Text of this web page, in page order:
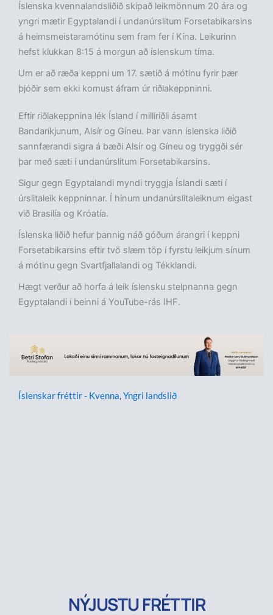
Íslenska kvennalandsliðið skipað leikmönnum 20 ára og
yngri mætir Egyptalandi í undanúrslitum Forsetabikarsins
á heimsmeistaramótinu sem fram fer í Kína. Leikurinn
hefst klukkan 8:15 á morgun að íslenskum tíma.
Um er að ræða keppni um 17. sætið á mótinu fyrir þær
þjóðir sem ekki komust áfram úr riðlakeppninni.
Eftir riðlakeppnina lék Ísland í milliriðli ásamt
Bandaríkjunum, Alsír og Gíneu. Þar vann íslenska liðið
sannfærandi sigra á bæði Alsír og Gíneu og tryggði sér
þar með sæti í undanúrslitum Forsetabikarsins.
Sigur gegn Egyptalandi myndi tryggja Íslandi sæti í
úrslitaleik keppninnar. Í hinum undanúrslitaleiknum eigast
við Brasilía og Króatía.
Íslenska liðið hefur þannig náð góðum árangri í keppni
Forsetabikarsins eftir tvö slæm töp í fyrstu leikjum sínum
á mótinu gegn Svartfjallalandi og Tékklandi.
Hægt verður að horfa á leik íslensku stelpnanna gegn
Egyptalandi í beinni á YouTube-rás IHF.
Íslenskar fréttir - Kvenna,Yngri landslið
NÝJUSTU FRÉTTIR